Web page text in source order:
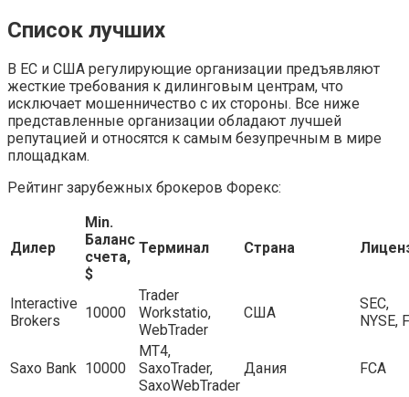
Список лучших
В ЕС и США регулирующие организации предъявляют
жесткие требования к дилинговым центрам, что
исключает мошенничество с их стороны. Все ниже
представленные организации обладают лучшей
репутацией и относятся к самым безупречным в мире
площадкам.
Рейтинг зарубежных брокеров Форекс:
Дилер
Min.
Баланс
счета,
$
Терминал Страна
Interactive
Brokers
10000
Trader
Workstatio,
WebTrader
США
SEC,
NYSE,
Saxo Bank 10000
МТ4,
SaxoTrader,
SaxoWebTrader
Дания FCA